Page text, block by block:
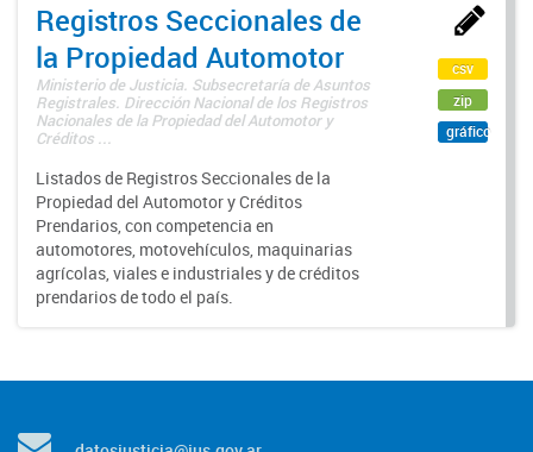
Registros Seccionales de
la Propiedad Automotor
Ministerio de Justicia. Subsecretaría de Asuntos
Registrales. Dirección Nacional de los Registros
Nacionales de la Propiedad del Automotor y
Créditos ...
Listados de Registros Seccionales de la
Propiedad del Automotor y Créditos
Prendarios, con competencia en
automotores, motovehículos, maquinarias
agrícolas, viales e industriales y de créditos
prendarios de todo el país.
csv
zip
gráfico